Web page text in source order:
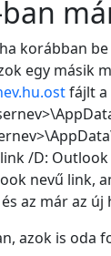
korábban
egy másik
fájlt a
/D:
nevű link,
az már az
azok is oda